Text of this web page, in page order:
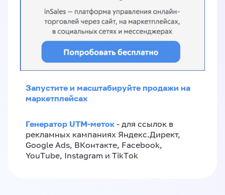
Запустите и масштабируйте продажи на
маркетплейсах
Генератор UTM-меток - для ссылок в
рекламных кампаниях Яндекс.Директ,
Google Ads, ВКонтакте, Facebook,
YouTube, Instagram и TikTok